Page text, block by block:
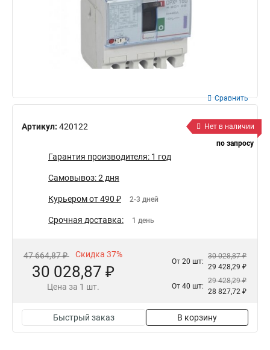
Артикул: 420122
Сравнить
Нет в наличии
по запросу
Гарантия производителя: 1 год
Самовывоз: 2 дня
Курьером от 490 ₽ 2-3 дней
Срочная доставка: 1 день
47 664,87 ₽ Скидка 37%
30 028,87 ₽
Цена за 1 шт.
От 20 шт:
30 028,87 ₽
29 428,29 ₽
От 40 шт:
29 428,29 ₽
28 827,72 ₽
Быстрый заказ В корзину